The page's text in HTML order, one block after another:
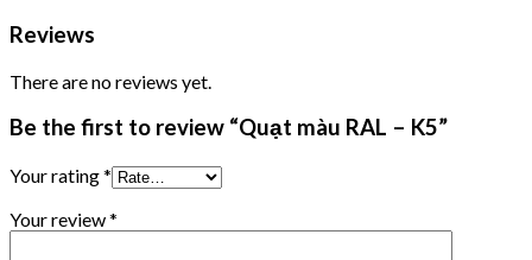
Reviews
There are no reviews yet.
Be the first to review “Quạt màu RAL – K5”
Your rating*
Your review*